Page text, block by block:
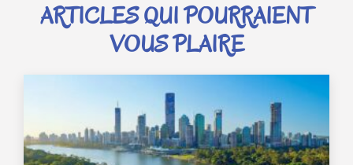
ARTICLES QUI POURRAIENT
VOUS PLAIRE